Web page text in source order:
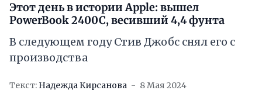
Этот день в истории Apple: вышел
PowerBook 2400C, весивший 4,4 фунта
В следующем году Стив Джобс снял его с
производства
Текст: Надежда Кирсанова 8 Мая 2024